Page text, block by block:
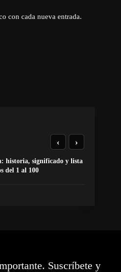
con cada nueva entrada.
historia, significado y lista
del 1 al 100
‹ ›
Suscríbete y